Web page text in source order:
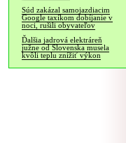
Súd zakázal samojazdiacim
Google taxíkom dobíjanie v
noci, rušili obyvateľov
Ďalšia jadrová elektráreň
južne od Slovenska musela
kvôli teplu znížiť výkon